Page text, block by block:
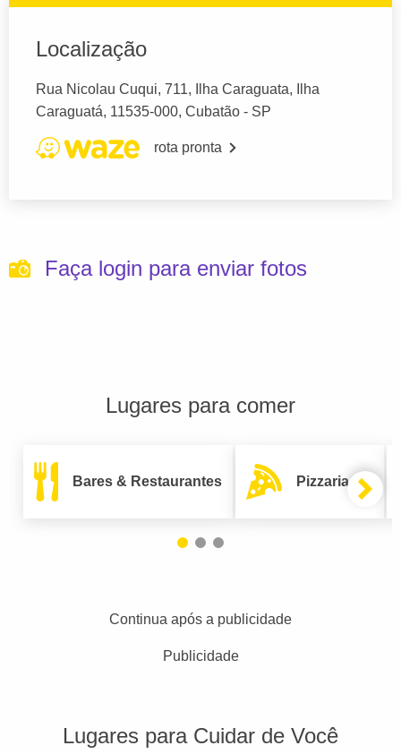
Localização
Rua Nicolau Cuqui, 711, Ilha Caraguata, Ilha
Caraguatá, 11535-000, Cubatão - SP
rota pronta
Faça login para enviar fotos
Lugares para comer
Bares & Restaurantes Pizzarias
Continua após a publicidade
Publicidade
Lugares para Cuidar de Você